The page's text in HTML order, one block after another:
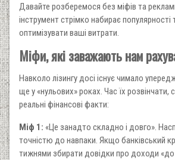
Давайте розберемося без міфів та
інструмент стрімко набирає популярності
оптимізувати ваші витрати.
Міфи, які заважають нам
Навколо лізингу досі існує чимало
ще у «нульових» роках. Час їх розвінчати,
реальні фінансові факти:
Міф 1: «Це занадто складно і довго».
точністю до навпаки. Якщо банківський
тижнями збирати довідки про доходи «до